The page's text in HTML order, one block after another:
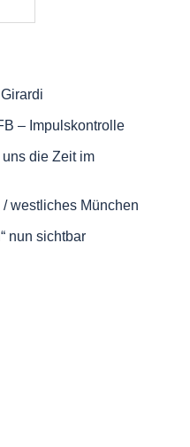
– Impulskontrolle
uns die Zeit im
westliches München
nun sichtbar